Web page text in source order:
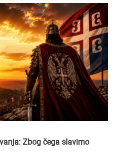
Zbog čega slavimo